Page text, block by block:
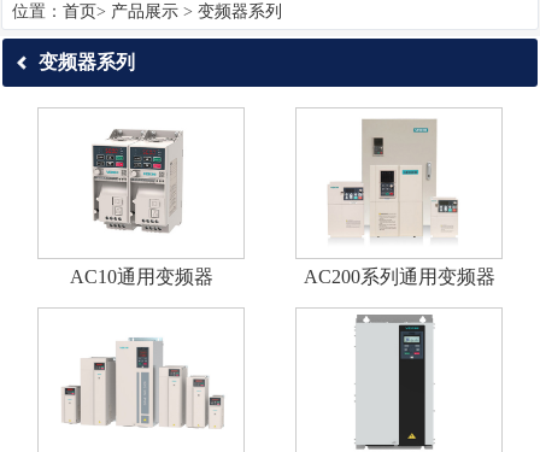
位置： 首页> 产品展示 > 变频器系列
变频器系列
AC10通用变频器 AC200系列通用变频器